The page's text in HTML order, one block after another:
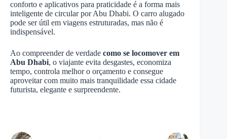
conforto e aplicativos para praticidade é a forma mais
inteligente de circular por Abu Dhabi. O carro alugado
pode ser útil em viagens estruturadas, mas não é
indispensável.
Ao compreender de verdade como se locomover em
Abu Dhabi, o viajante evita desgastes, economiza
tempo, controla melhor o orçamento e consegue
aproveitar com muito mais tranquilidade essa cidade
futurista, elegante e surpreendente.